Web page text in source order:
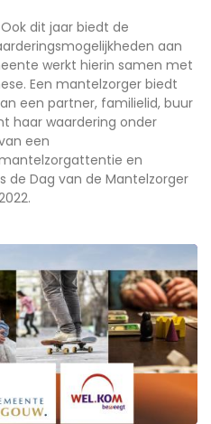
dit jaar biedt de
aan
werkt hierin samen met
Een mantelzorger biedt
een partner, familielid, buur
haar waardering onder
een
en
de Dag van de Mantelzorger